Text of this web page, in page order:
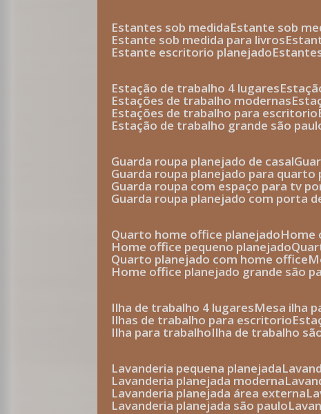
estantes sob medida estante sob
estante sob medida para livros
estante escritorio planejado
estação de trabalho 4 lugares
estações de trabalho modernas
estações de trabalho para escritorio
estação de trabalho grande são
guarda roupa planejado de casal
guarda roupa planejado para quarto
guarda roupa com espaço para tv
guarda roupa planejado com porta
quarto home office planejado
home office pequeno planejado
quarto planejado com home office
home office planejado grande são
ilha de trabalho 4 lugares
mesa ilha
ilhas de trabalho para escritorio
ilha para trabalho ilha de trabalho
lavanderia pequena planejada
lavanderia planejada moderna
lavanderia planejada área externa
lavanderia planejada são paulo